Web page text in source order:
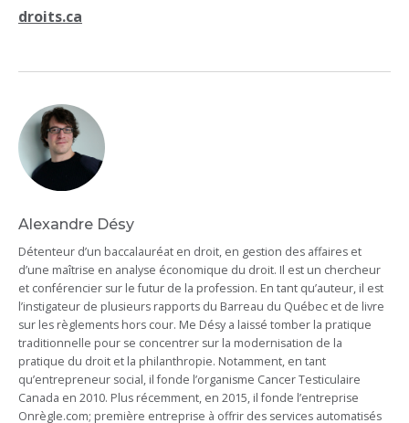
droits.ca
Alexandre Désy
Détenteur d’un baccalauréat en droit, en gestion des affaires et
d’une maîtrise en analyse économique du droit. Il est un chercheur
et conférencier sur le futur de la profession. En tant qu’auteur, il est
l’instigateur de plusieurs rapports du Barreau du Québec et de livre
sur les règlements hors cour. Me Désy a laissé tomber la pratique
traditionnelle pour se concentrer sur la modernisation de la
pratique du droit et la philanthropie. Notamment, en tant
qu’entrepreneur social, il fonde l’organisme Cancer Testiculaire
Canada en 2010. Plus récemment, en 2015, il fonde l’entreprise
Onrègle.com; première entreprise à offrir des services automatisés